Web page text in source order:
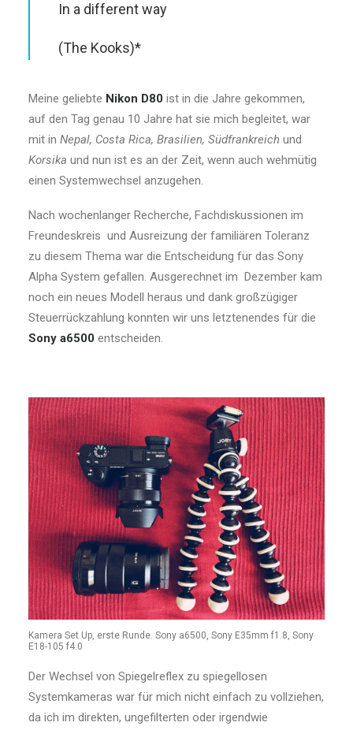
In a different way
(The Kooks)*
Meine geliebte Nikon D80 ist in die Jahre gekommen,
auf den Tag genau 10 Jahre hat sie mich begleitet, war
mit in Nepal, Costa Rica, Brasilien, Südfrankreich und
Korsika und nun ist es an der Zeit, wenn auch wehmütig
einen Systemwechsel anzugehen.
Nach wochenlanger Recherche, Fachdiskussionen im
Freundeskreis und Ausreizung der familiären Toleranz
zu diesem Thema war die Entscheidung für das Sony
Alpha System gefallen. Ausgerechnet im Dezember kam
noch ein neues Modell heraus und dank großzügiger
Steuerrückzahlung konnten wir uns letztenendes für die
Sony a6500 entscheiden.
Kamera Set Up, erste Runde. Sony a6500, Sony E35mm f1.8, Sony
E18-105 f4.0
Der Wechsel von Spiegelreflex zu spiegellosen
Systemkameras war für mich nicht einfach zu vollziehen,
da ich im direkten, ungefilterten oder irgendwie